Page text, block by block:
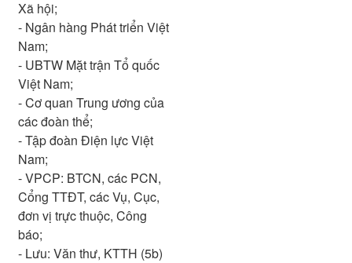
Xã hội;
- Ngân hàng Phát triển Việt
Nam;
- UBTW Mặt trận Tổ quốc
Việt Nam;
- Cơ quan Trung ương của
các đoàn thể;
- Tập đoàn Điện lực Việt
Nam;
- VPCP: BTCN, các PCN,
Cổng TTĐT, các Vụ, Cục,
đơn vị trực thuộc, Công
báo;
- Lưu: Văn thư, KTTH (5b)